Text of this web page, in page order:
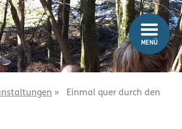
MENÜ
»
Einmal quer durch den